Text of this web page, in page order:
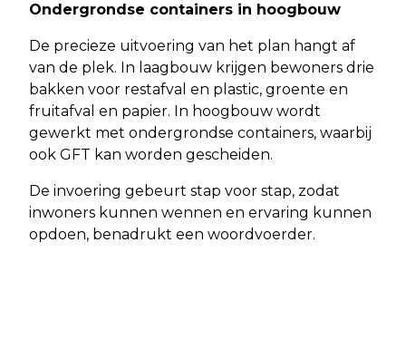
Ondergrondse containers in hoogbouw
De precieze uitvoering van het plan hangt af
van de plek. In laagbouw krijgen bewoners drie
bakken voor restafval en plastic, groente en
fruitafval en papier. In hoogbouw wordt
gewerkt met ondergrondse containers, waarbij
ook GFT kan worden gescheiden.
De invoering gebeurt stap voor stap, zodat
inwoners kunnen wennen en ervaring kunnen
opdoen, benadrukt een woordvoerder.